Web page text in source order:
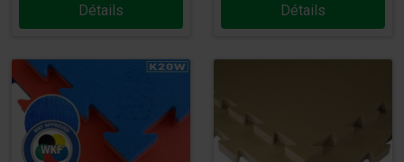
Détails Détails